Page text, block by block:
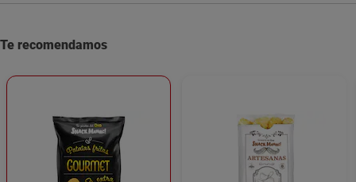
Te recomendamos